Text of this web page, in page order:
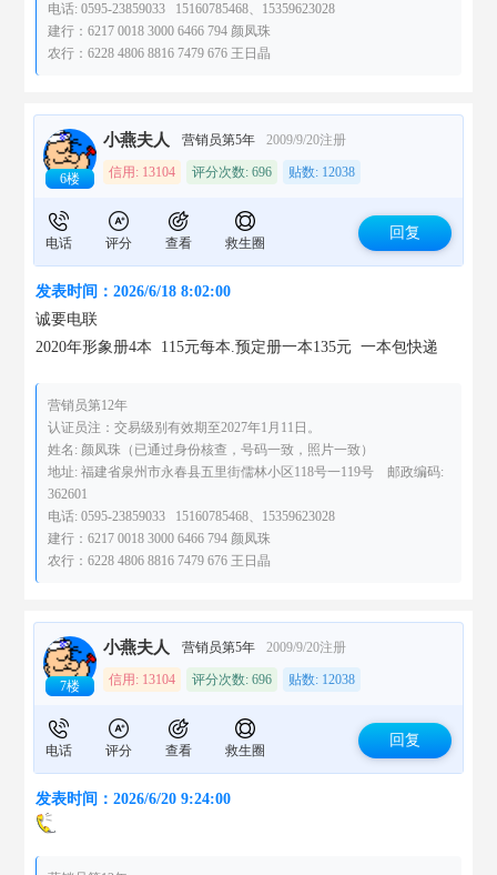
电话: 0595-23859033 15160785468、15359623028
建行：6217 0018 3000 6466 794 颜凤珠
农行：6228 4806 8816 7479 676 王日晶
6楼
小燕夫人 营销员第5年 2009/9/20注册
信用: 13104 评分次数: 696 贴数: 12038
电话 评分 查看 救生圈
回复
发表时间：2026/6/18 8:02:00
诚要电联
2020年形象册4本  115元每本.预定册一本135元  一本包快递
营销员第12年
认证员注：交易级别有效期至2027年1月11日。
姓名: 颜凤珠（已通过身份核查，号码一致，照片一致）
地址: 福建省泉州市永春县五里街儒林小区118号一119号 邮政编码:
362601
电话: 0595-23859033 15160785468、15359623028
建行：6217 0018 3000 6466 794 颜凤珠
农行：6228 4806 8816 7479 676 王日晶
7楼
小燕夫人 营销员第5年 2009/9/20注册
信用: 13104 评分次数: 696 贴数: 12038
电话 评分 查看 救生圈
回复
发表时间：2026/6/20 9:24:00